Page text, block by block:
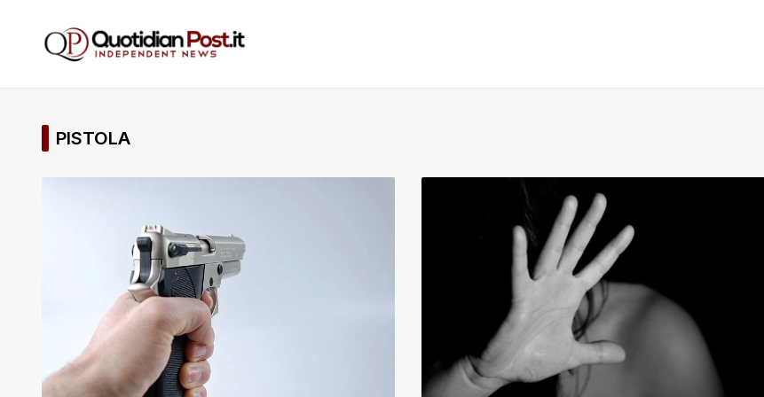
PISTOLA